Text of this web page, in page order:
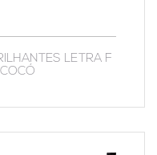
LETRA F